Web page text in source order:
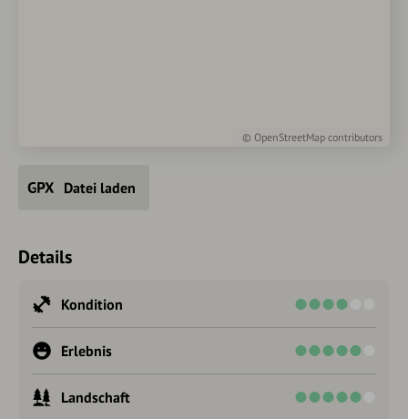
© OpenStreetMap contributors
Datei laden
Details
Kondition
Erlebnis
Landschaft